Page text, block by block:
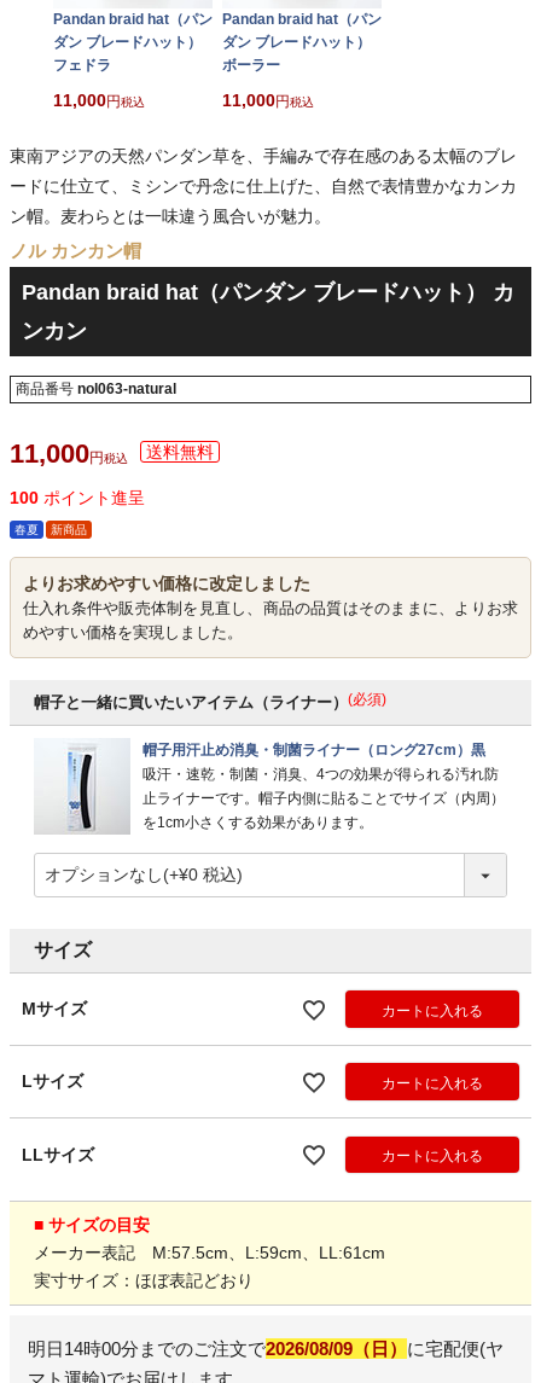
Pandan braid hat（パン
ダン ブレードハット）
フェドラ
11,000 税込
Pandan braid hat（パン
ダン ブレードハット）
ボーラー
11,000 税込
東南アジアの天然パンダン草を、手編みで存在感のある太幅のブレ
ードに仕立て、ミシンで丹念に仕上げた、自然で表情豊かなカンカ
ン帽。麦わらとは一味違う風合いが魅力。
ノル カンカン帽
Pandan braid hat（パンダン ブレードハット） カ
ンカン
商品番号 nol063-natural
11,000 税込
100 ポイント進呈
春夏 新商品
よりお求めやすい価格に改定しました
仕入れ条件や販売体制を見直し、商品の品質はそのままに、よりお求
めやすい価格を実現しました。
帽子と一緒に買いたいアイテム（ライナー） (必須)
帽子用汗止め消臭・制菌ライナー（ロング27cm）黒
吸汗・速乾・制菌・消臭、4つの効果が得られる汚れ防
止ライナーです。帽子内側に貼ることでサイズ（内周）
を1cm小さくする効果があります。
サイズ
Mサイズ カートに入れる
Lサイズ カートに入れる
LLサイズ カートに入れる
■ サイズの目安
メーカー表記 M:57.5cm、L:59cm、LL:61cm
実寸サイズ：ほぼ表記どおり
明日14時00分 までのご注文で2026/08/09（日） に宅配便(ヤ
マト運輸)でお届けします。